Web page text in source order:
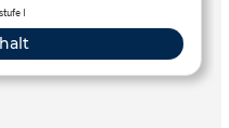
Station geht es um die
die Gesellschaft.
I